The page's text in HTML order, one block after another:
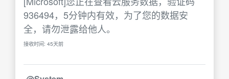
936494，5分钟内有效，为了您的数据安
全，请勿泄露给他人。
接收时间: 45天前